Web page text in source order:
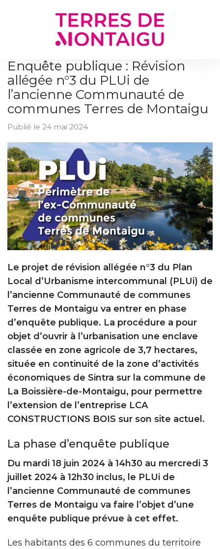
Enquête publique : Révision
allégée n°3 du PLUi de
l’ancienne Communauté de
communes Terres de Montaigu
Publié le 24 mai 2024
Le projet de révision allégée n°3 du Plan
Local d’Urbanisme intercommunal (PLUi) de
l’ancienne Communauté de communes
Terres de Montaigu va entrer en phase
d’enquête publique. La procédure a pour
objet d’ouvrir à l’urbanisation une enclave
classée en zone agricole de 3,7 hectares,
située en continuité de la zone d’activités
économiques de Sintra sur la commune de
La Boissière-de-Montaigu, pour permettre
l’extension de l’entreprise LCA
CONSTRUCTIONS BOIS sur son site actuel.
La phase d’enquête publique
Du mardi 18 juin 2024 à 14h30 au mercredi 3
juillet 2024 à 12h30 inclus, le PLUi de
l’ancienne Communauté de communes
Terres de Montaigu va faire l’objet d’une
enquête publique prévue à cet effet.
Les habitants des 6 communes du territoire